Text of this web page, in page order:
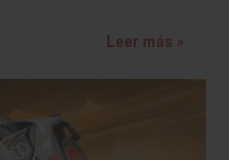
Leer más »